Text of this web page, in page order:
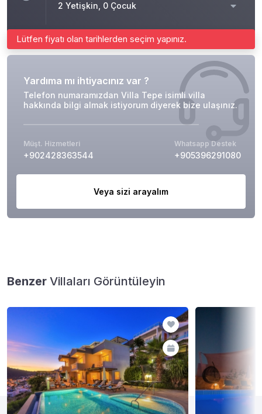
2 Yetişkin, 0 Çocuk
Lütfen fiyatı olan tarihlerden seçim yapınız.
Yardıma mı ihtiyacınız var ?
Telefon numaramızdan Villa Tepe isimli villa
hakkında bilgi almak istiyorum diyerek bize ulaşınız.
Müşt. Hizmetleri
+902428363544
Whatsapp Destek
+905396291080
Veya sizi arayalım
Benzer Villaları Görüntüleyin